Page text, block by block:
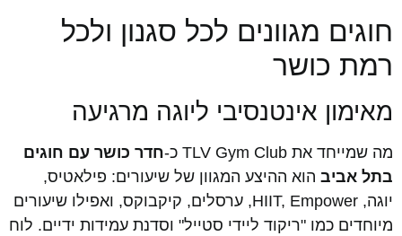
חוגים מגוונים לכל סגנון ולכל
רמת כושר
מאימון אינטנסיבי ליוגה מרגיעה
מה שמייחד את TLV Gym Club כ-
חדר כושר עם חוגים
בתל אביב הוא ההיצע המגוון של שיעורים: פילאטיס,
יוגה, HIIT, Empower, ערסלים, קיקבוקס, ואפילו שיעורים
מיוחדים כמו "ריקוד ליידי סטייל" וסדנת עמידות ידיים. לוח